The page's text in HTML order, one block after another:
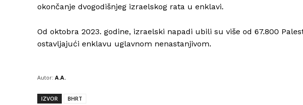
okončanje dvogodišnjeg izraelskog rata u enklavi.
Od oktobra 2023. godine, izraelski napadi ubili su više od 67.800
ostavljajući enklavu uglavnom nenastanjivom.
Autor: A.A.
IZVOR BHRT